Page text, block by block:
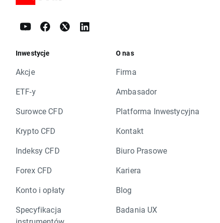
Inwestycje
Akcje
ETF-y
Surowce CFD
Krypto CFD
Indeksy CFD
Forex CFD
Konto i opłaty
Specyfikacja
O nas
Firma
Ambasador
Platforma Inwestycyjna
Kontakt
Biuro Prasowe
Kariera
Blog
Badania UX